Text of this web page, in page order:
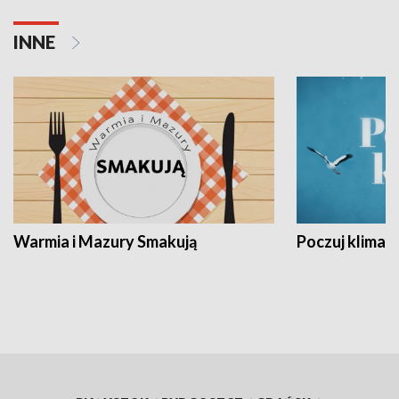
INNE
Warmia i Mazury Smakują Poczuj klimat